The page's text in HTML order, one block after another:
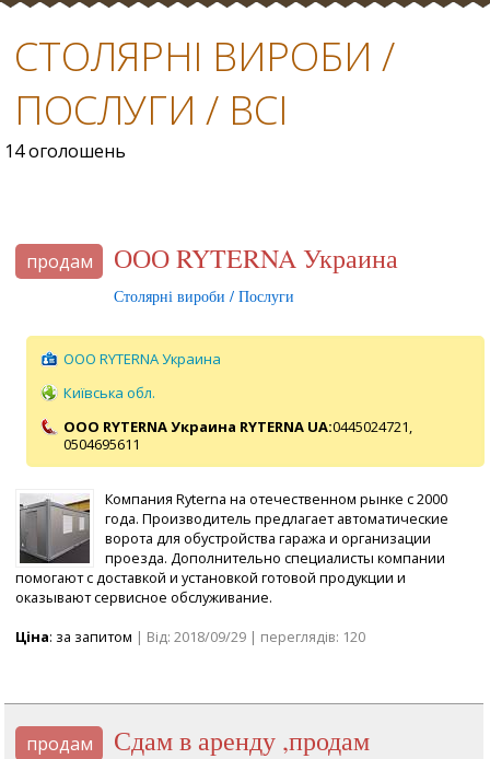
СТОЛЯРНІ ВИРОБИ /
ПОСЛУГИ / ВСІ
14 оголошень
продам ООО RYTERNA Украина
Столярні вироби / Послуги
ООО RYTERNA Украина
Київська обл.
ООО RYTERNA Украина RYTERNA UA:0445024721,
0504695611
Компания Ryterna на отечественном рынке с 2000
года. Производитель предлагает автоматические
ворота для обустройства гаража и организации
проезда. Дополнительно специалисты компании
помогают с доставкой и установкой готовой продукции и
оказывают сервисное обслуживание.
Ціна: за запитом | Від: 2018/09/29 | переглядів: 120
продам сдам в аренду ,продам